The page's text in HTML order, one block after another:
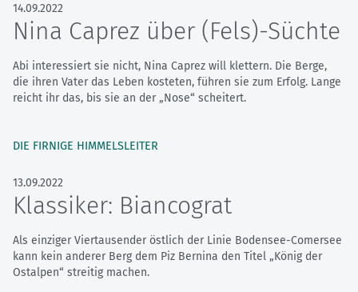
14.09.2022
Nina Caprez über (Fels)-Süchte
Abi interessiert sie nicht, Nina Caprez will klettern. Die Berge,
die ihren Vater das Leben kosteten, führen sie zum Erfolg. Lange
reicht ihr das, bis sie an der „Nose“ scheitert.
DIE FIRNIGE HIMMELSLEITER
13.09.2022
Klassiker: Biancograt
Als einziger Viertausender östlich der Linie Bodensee-Comersee
kann kein anderer Berg dem Piz Bernina den Titel „König der
Ostalpen“ streitig machen.